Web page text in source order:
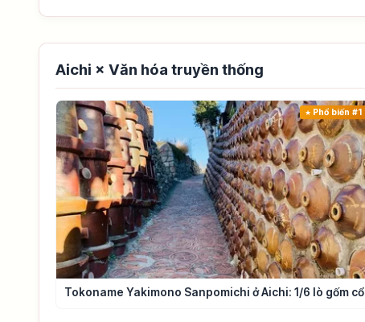
Aichi × Văn hóa truyền thống
Phổ biến #1
Tokoname Yakimono Sanpomichi ở Aichi: 1/6 lò gốm cổ